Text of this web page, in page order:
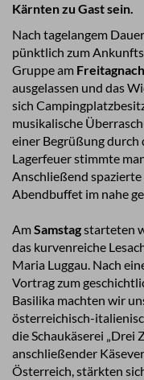
Kärnten zu Gast sein.
Nach tagelangem
pünktlich zum
Gruppe am
ausgelassen und das
sich
musikalische
einer Begrüßung durch
Lagerfeuer stimmte
Anschließend
Abendbuffet im nahe
AmSamstagstarteten
das kurvenreiche
Maria Luggau. Nach
Vortrag zum
Basilika machten wir
österreichisch-
die Schaukäserei „Drei
anschließender
Österreich, stärkten